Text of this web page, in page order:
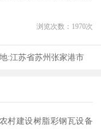
浏览次数： 1970次
:江苏省苏州张家港市
村建设树脂彩钢瓦设备